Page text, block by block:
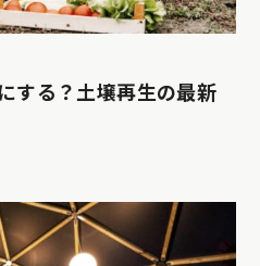
する？土壌再生の最新